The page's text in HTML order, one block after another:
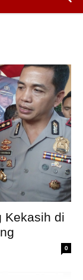
Kekasih di
0